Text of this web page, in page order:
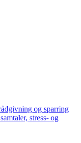
og sparring
stress- og